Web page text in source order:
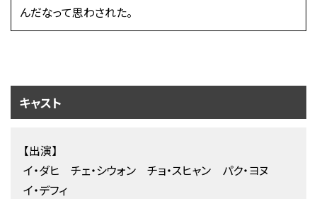
んだなって思わされた。
キャスト
【出演】
イ・ダヒ チェ・シウォン チョ・スヒャン パク・ヨヌ
イ・デフィ